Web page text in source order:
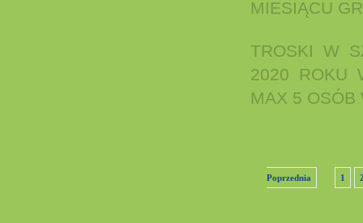
TROSKI W
2020 ROKU
MAX 5 OSÓB
Poprzednia 1